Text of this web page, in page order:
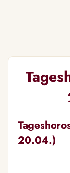
20.04.)